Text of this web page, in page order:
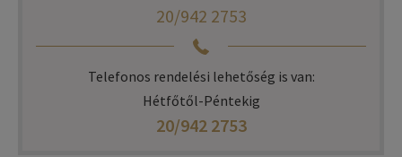
20/942 2753
Telefonos rendelési lehetőség is van:
Hétfőtől-Péntekig
20/942 2753